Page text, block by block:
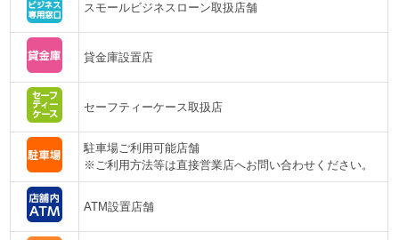
スモールビジネスローン取扱店舗
貸金庫設置店
セーフティーケース取扱店
駐車場ご利用可能店舗
※ご利用方法等は直接営業店へお問い合わせください。
ATM設置店舗